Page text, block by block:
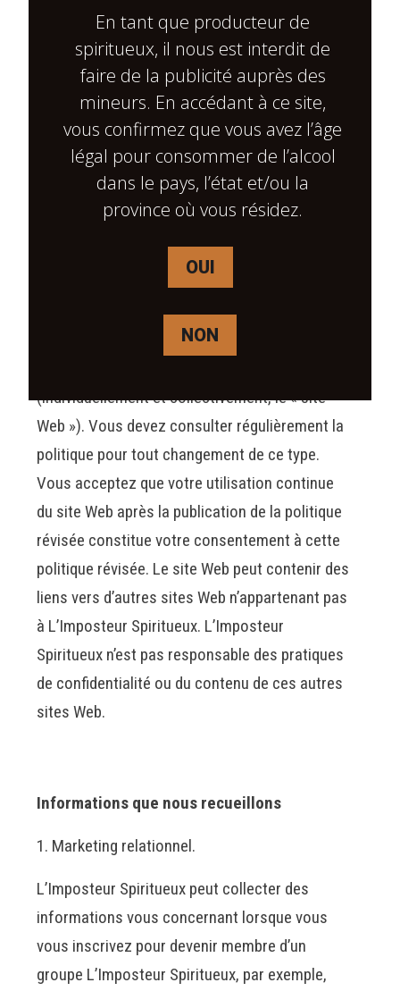
de normalisation sur la protection des
renseignements personnels. Cette politique de
confidentialité des consommateurs (la
« Politique ») définit la manière dont
L’Imposteur Spiritueux recueille, utilise,
divulgue et gère autrement vos informations
personnelles. Vous acceptez que L’Imposteur
Spiritueux puisse, à sa seule discrétion,
sur le site Web de L’Imposteur Spiritueux à
https://limposteur.ca
(individuellement et collectivement, le « site
Web »). Vous devez consulter régulièrement la
politique pour tout changement de ce type.
Vous acceptez que votre utilisation continue
du site Web après la publication de la politique
révisée constitue votre consentement à cette
politique révisée. Le site Web peut contenir des
liens vers d’autres sites Web n’appartenant pas
à L’Imposteur Spiritueux. L’Imposteur
Spiritueux n’est pas responsable des pratiques
de confidentialité ou du contenu de ces autres
sites Web.
Informations que nous recueillons
Marketing relationnel.
L’Imposteur Spiritueux peut collecter des
informations vous concernant lorsque vous
vous inscrivez pour devenir membre d’un
groupe L’Imposteur Spiritueux, par exemple,
En tant que producteur de
spiritueux, il nous est interdit de
faire de la publicité auprès des
mineurs. En accédant à ce site,
vous confirmez que vous avez l’âge
légal pour consommer de l’alcool
dans le pays, l’état et/ou la
province où vous résidez.
OUI
NON